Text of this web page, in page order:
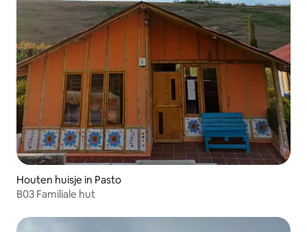
Houten huisje in Pasto
B03 Familiale hut